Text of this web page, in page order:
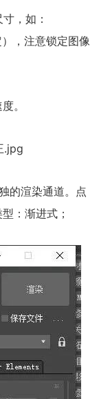
，如：
，注意锁定图像
。
的渲染通道。点
：渐进式；